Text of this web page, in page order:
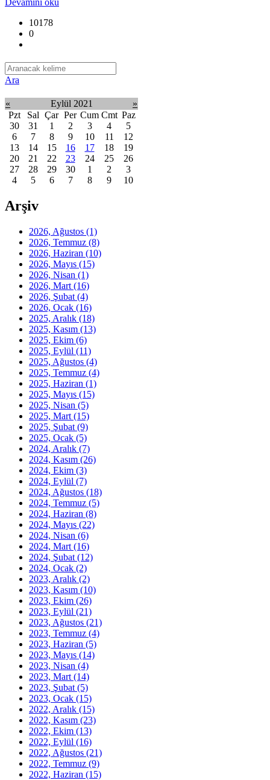
Devamını oku
10178
0
Ara
« Eylül 2021
»
Pzt
Sal Çar Per Cum Cmt Paz
30
31 1 2 3 4
5
6
7 8 9 10 11
12
13
14 15 16 17 18
19
20
21 22 23 24 25
26
27
28 29 30 1 2
3
4
5 6 7 8 9 10
Arşiv
2026, Ağustos (1)
2026, Temmuz (8)
2026, Haziran (10)
2026, Mayıs (15)
2026, Nisan (1)
2026, Mart (16)
2026, Şubat (4)
2026, Ocak (16)
2025, Aralık (18)
2025, Kasım (13)
2025, Ekim (6)
2025, Eylül (11)
2025, Ağustos (4)
2025, Temmuz (4)
2025, Haziran (1)
2025, Mayıs (15)
2025, Nisan (5)
2025, Mart (15)
2025, Şubat (9)
2025, Ocak (5)
2024, Aralık (7)
2024, Kasım (26)
2024, Ekim (3)
2024, Eylül (7)
2024, Ağustos (18)
2024, Temmuz (5)
2024, Haziran (8)
2024, Mayıs (22)
2024, Nisan (6)
2024, Mart (16)
2024, Şubat (12)
2024, Ocak (2)
2023, Aralık (2)
2023, Kasım (10)
2023, Ekim (26)
2023, Eylül (21)
2023, Ağustos (21)
2023, Temmuz (4)
2023, Haziran (5)
2023, Mayıs (14)
2023, Nisan (4)
2023, Mart (14)
2023, Şubat (5)
2023, Ocak (15)
2022, Aralık (15)
2022, Kasım (23)
2022, Ekim (13)
2022, Eylül (16)
2022, Ağustos (21)
2022, Temmuz (9)
2022, Haziran (15)